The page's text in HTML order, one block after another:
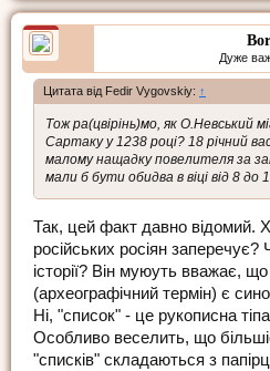
Дуже
Цитата від Fedir Vygovskiy: ↑
Тож ра(цвірінь)мо, як О.Невський
Сартаку у 1238 році? 18 річний
малому нащадку повелителя за
мали б бути обидва в віці від 8 до
Так, цей факт давно відомий.
російських росіян заперечує?
історії? Він муюуть вважає,
(археографічний термін) є
Ні, "список" - це рукописна
Особливо веселить, що
"списків" складаються з